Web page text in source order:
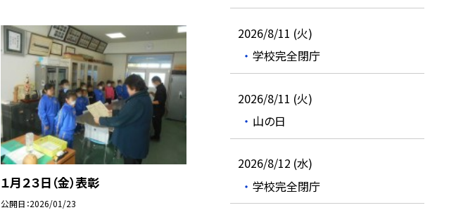
１月２３日（金）表彰
公開日 2026/01/23
2026/8/11 (火)
学校完全閉庁
2026/8/11 (火)
山の日
2026/8/12 (水)
学校完全閉庁